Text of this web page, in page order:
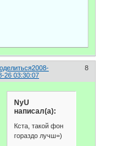
8
2008-
26 03:30:07
NyU
написал(а):
Кста, такой фон
гораздо лучш=)